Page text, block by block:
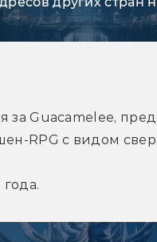
за Guacamelee,
RPG с видом